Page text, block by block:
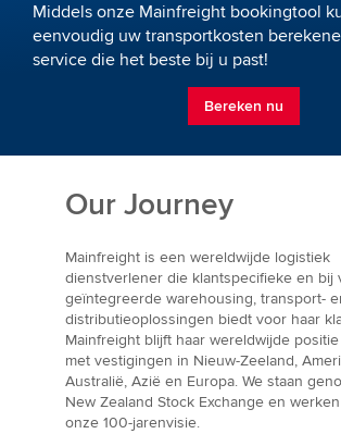
Middels onze Mainfreight bookingtool
eenvoudig uw transportkosten
service die het beste bij u past!
Bereken nu
Our Journey
Mainfreight is een wereldwijde logistiek
dienstverlener die klantspecifieke en bij
geïntegreerde warehousing, transport-
distributieoplossingen biedt voor haar
Mainfreight blijft haar wereldwijde
met vestigingen in Nieuw-Zeeland,
Australië, Azië en Europa. We staan
New Zealand Stock Exchange en
onze 100-jarenvisie.